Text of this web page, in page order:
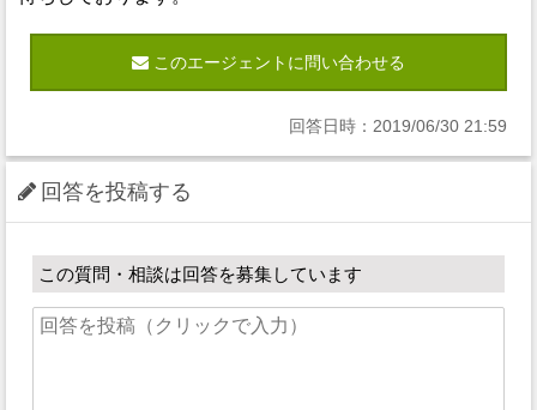
このエージェントに問い合わせる
回答日時：2019/06/30 21:59
回答を投稿する
この質問・相談は回答を募集しています